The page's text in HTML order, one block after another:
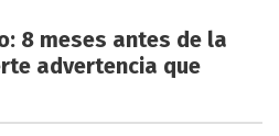
8 meses antes de la
advertencia que